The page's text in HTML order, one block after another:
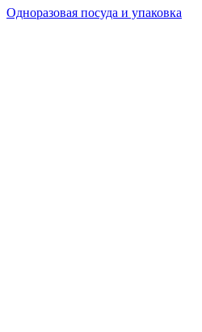
Одноразовая посуда и упаковка